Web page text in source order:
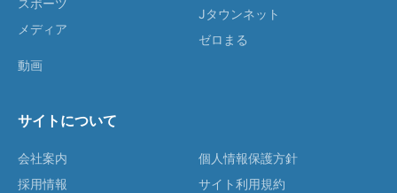
スポーツ
メディア
動画
Jタウンネット
ゼロまる
サイトについて
会社案内
採用情報
個人情報保護方針
サイト利用規約